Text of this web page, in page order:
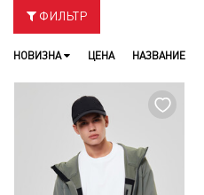
ФИЛЬТР
НОВИЗНА ЦЕНА НАЗВАНИЕ